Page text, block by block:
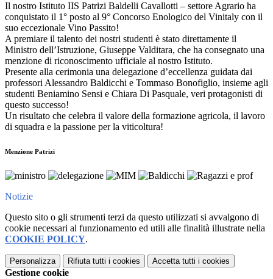
Il nostro Istituto IIS Patrizi Baldelli Cavallotti – settore Agrario ha
conquistato il 1° posto al 9° Concorso Enologico del Vinitaly con il
suo eccezionale Vino Passito!
A premiare il talento dei nostri studenti è stato direttamente il
Ministro dell’Istruzione, Giuseppe Valditara, che ha consegnato una
menzione di riconoscimento ufficiale al nostro Istituto.
Presente alla cerimonia una delegazione d’eccellenza guidata dai
professori Alessandro Baldicchi e Tommaso Bonofiglio, insieme agli
studenti Beniamino Sensi e Chiara Di Pasquale, veri protagonisti di
questo successo!
Un risultato che celebra il valore della formazione agricola, il lavoro
di squadra e la passione per la viticoltura!
Menzione Patrizi
Notizie
Questo sito o gli strumenti terzi da questo utilizzati si avvalgono di
cookie necessari al funzionamento ed utili alle finalità illustrate nella
COOKIE POLICY.
Personalizza Rifiuta tutti i cookies Accetta tutti i cookies
Gestione cookie